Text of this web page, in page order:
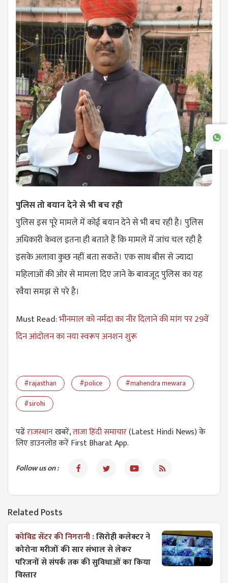
पुलिस तो बयान देने से भी बच रही
पुलिस इस पूरे मामले में कोई बयान देने से भी बच रही है। पुलिस
अधिकारी केवल इतना ही बताते हैं कि मामले में जांच चल रही है
इसके अलावा कुछ नहीं बता सकते। एक साथ बीस से ज्यादा
महिलाओं की ओर से मामला दिए जाने के बावजूद पुलिस का यह
रवैया समझ से परे है।
Must Read:भीनमाल को नर्मदा का नीर दिलाने की मांग पर 29वें
दिन आंदोलन का नया स्वरूप अनशन शुरू
#rajasthan #police
#mahendra mewara
#sirohi
पढेंराजस्थानखबरें,ताजा हिंदी समाचार(Latest Hindi News) के
लिए डाउनलोड करें First Bharat App.
Follow us on :
Related Posts
कोविड सेंटर की निगरानी :सिरोही कलेक्टर ने
कोरोना मरीजों की सार संभाल से लेकर
परिजनों से संपर्क तक की सुविधाओं का किया
विस्तार